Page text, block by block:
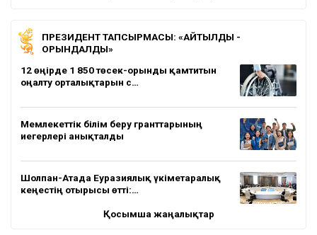
ПРЕЗИДЕНТ ТАПСЫРМАСЫ: «АЙТЫЛДЫ -
ОРЫНДАЛДЫ»
12 өңірде 1 850 төсек-орынды қамтитын
оңалту орталықтарын с…
Мемлекеттік білім беру гранттарының
иегерлері анықталды
Шолпан-Атада Еуразиялық үкіметаралық
кеңестің отырысы өтті:…
Қосымша жаңалықтар